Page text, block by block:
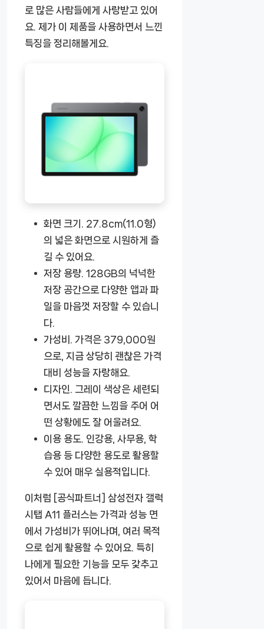
로 많은 사람들에게 사랑받고 있어
요. 제가 이 제품을 사용하면서 느낀
특징을 정리해볼게요.
화면 크기.
27.8cm(11.0형)
의 넓은 화면으로 시원하게 즐
길 수 있어요.
저장 용량. 128GB의 넉넉한
저장 공간으로 다양한 앱과 파
일을 마음껏 저장할 수 있습니
다.
가성비.
가격은 379,000원
으로, 지금 상당히 괜찮은 가격
대비 성능을 자랑해요.
디자인.
그레이 색상은 세련되
면서도 깔끔한 느낌을 주어 어
떤 상황에도 잘 어울려요.
이용 용도.
인강용, 사무용, 학
습용 등 다양한 용도로 활용할
수 있어 매우 실용적입니다.
이처럼 [공식파트너] 삼성전자 갤럭
시탭 A11 플러스는 가격과 성능 면
에서 가성비가 뛰어나며, 여러 목적
으로 쉽게 활용할 수 있어요. 특히
나에게 필요한 기능을 모두 갗추고
있어서 마음에 듭니다.